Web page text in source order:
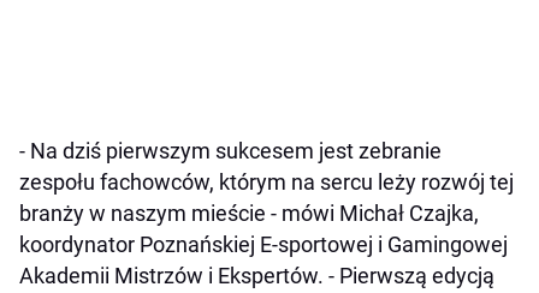
- Na dziś pierwszym sukcesem jest zebranie
zespołu fachowców, którym na sercu leży rozwój tej
branży w naszym mieście - mówi Michał Czajka,
koordynator Poznańskiej E-sportowej i Gamingowej
Akademii Mistrzów i Ekspertów. - Pierwszą edycją